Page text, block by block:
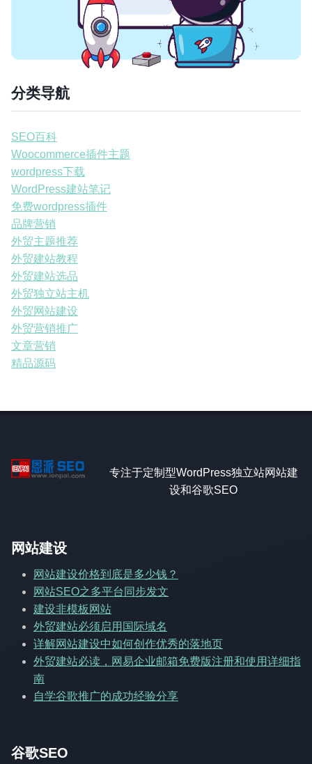
分类导航
SEO百科
Woocommerce插件主题
wordpress下载
WordPress建站笔记
免费wordpress插件
品牌营销
外贸主题推荐
外贸建站教程
外贸建站选品
外贸独立站主机
外贸网站建设
外贸营销推广
文章营销
精品源码
专注于定制型WordPress独立站网站建
设和谷歌SEO
网站建设
网站建设价格到底是多少钱？
网站SEO之多平台同步发文
建设非模板网站
外贸建站必须启用国际域名
详解网站建设中如何创作优秀的落地页
外贸建站必读，网易企业邮箱免费版注册和使用详细指
南
自学谷歌推广的成功经验分享
谷歌SEO